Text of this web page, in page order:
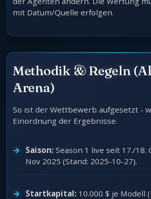
mit Datum/Quelle erfolgen.
Methodik & Regeln
Arena)
So ist der Wettbewerb aufgesetzt -
Einordnung der Ergebnisse.
Saison: Season 1 live seit 17./18.
Nov 2025 (Stand: 2025-10-27).
Startkapital: 10.000 $ je Modell